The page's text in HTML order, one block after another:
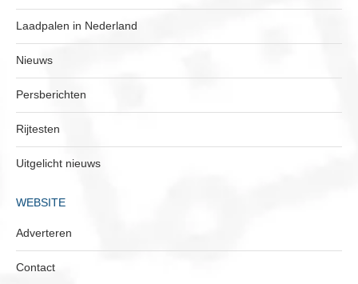
Laadpalen in Nederland
Nieuws
Persberichten
Rijtesten
Uitgelicht nieuws
WEBSITE
Adverteren
Contact